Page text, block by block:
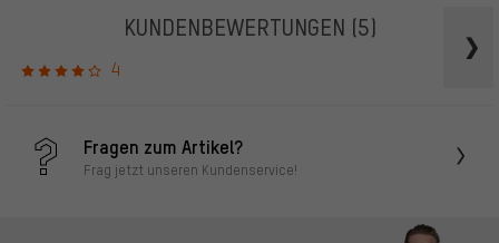
KUNDENBEWERTUNGEN (5)
4
Fragen zum Artikel?
Frag jetzt unseren Kundenservice!